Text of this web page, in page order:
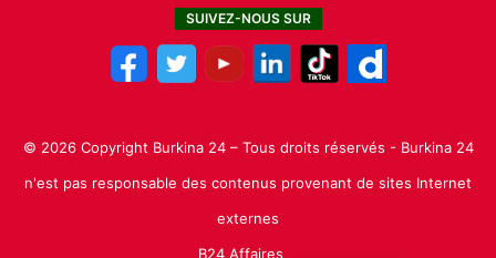
SUIVEZ-NOUS SUR
© 2026 Copyright Burkina 24 – Tous droits réservés - Burkina 24
n'est pas responsable des contenus provenant de sites Internet
externes
B24 Affaires